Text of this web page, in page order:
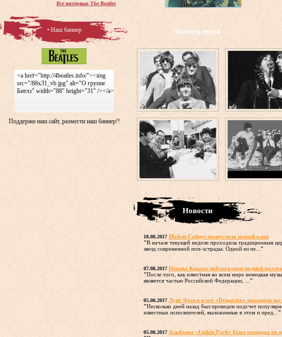
Фотогалерея
Новости
18.08.2017 Майли Сайрус выпустила новый клип
"В начале текущей недели проходила традиционная
звезд современной поп-эстрады. Одной из пе... "
07.08.2017 Немцы Крыма поблагодари родной
"После того, как известная во всем мире немецкая
является частью Российской Федерации, ... "
05.08.2017 Луис Фонси и его «Despacito» покорили
"Несколько дней назад был проведен подсчет
известных исполнителей, выложенные в этом и пред... "
05.08.2017 Альбомы «Linkin Park» бьют рекорды по
Все интервью The Beatles
• Наш баннер
<a href="http://4beatles.info/"><img
src="/88x31_vb.jpg" alt="О группе
Битлз" width="88" height="31" /></a>
Поддержи наш сайт, размести наш баннер!!